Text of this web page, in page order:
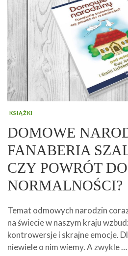
KSIĄŻKI
DOMOWE
FANABERIA
CZY POWRÓT DO
NORMALNOŚCI?
Temat odmowych narodzin
na świecie w naszym kraju
kontrowersje i skrajne emocje.
niewiele o nim wiemy. A zwykle …